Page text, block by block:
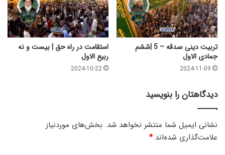
تربیت دینی صدقه – 5 |ششم
جمادی الاول
2024-11-09
استقامت در راه حق | بیست و نه
ربیع الاول
2024-10-22
دیدگاهتان را بنویسید
نشانی ایمیل شما منتشر نخواهد شد. بخش‌های موردنیاز
علامت‌گذاری شده‌اند*